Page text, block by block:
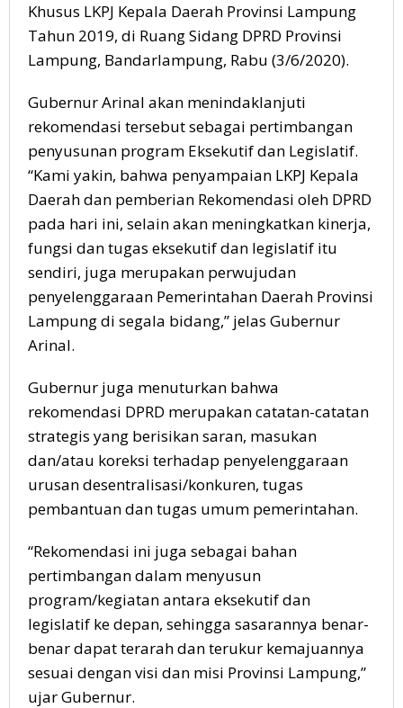
Khusus LKPJ Kepala Daerah Provinsi Lampung
Tahun 2019, di Ruang Sidang DPRD Provinsi
Lampung, Bandarlampung, Rabu (3/6/2020).
Gubernur Arinal akan menindaklanjuti
rekomendasi tersebut sebagai pertimbangan
penyusunan program Eksekutif dan Legislatif.
“Kami yakin, bahwa penyampaian LKPJ Kepala
Daerah dan pemberian Rekomendasi oleh DPRD
pada hari ini, selain akan meningkatkan kinerja,
fungsi dan tugas eksekutif dan legislatif itu
sendiri, juga merupakan perwujudan
penyelenggaraan Pemerintahan Daerah Provinsi
Lampung di segala bidang,” jelas Gubernur
Arinal.
Gubernur juga menuturkan bahwa
rekomendasi DPRD merupakan catatan-catatan
strategis yang berisikan saran, masukan
dan/atau koreksi terhadap penyelenggaraan
urusan desentralisasi/konkuren, tugas
pembantuan dan tugas umum pemerintahan.
“Rekomendasi ini juga sebagai bahan
pertimbangan dalam menyusun
program/kegiatan antara eksekutif dan
legislatif ke depan, sehingga sasarannya benar-
benar dapat terarah dan terukur kemajuannya
sesuai dengan visi dan misi Provinsi Lampung,”
ujar Gubernur.